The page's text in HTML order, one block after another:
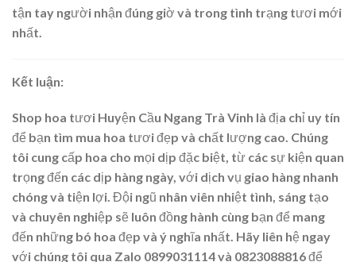
tận tay người nhận đúng giờ và trong tình trạng tươi mới
nhất.
Kết luận:
Shop hoa tươi Huyện Cầu Ngang Trà Vinh là địa chỉ uy tín
để bạn tìm mua hoa tươi đẹp và chất lượng cao. Chúng
tôi cung cấp hoa cho mọi dịp đặc biệt, từ các sự kiện quan
trọng đến các dịp hàng ngày, với dịch vụ giao hàng nhanh
chóng và tiện lợi. Đội ngũ nhân viên nhiệt tình, sáng tạo
và chuyên nghiệp sẽ luôn đồng hành cùng bạn để mang
đến những bó hoa đẹp và ý nghĩa nhất. Hãy liên hệ ngay
với chúng tôi qua Zalo 0899031114 và 0823088816 để